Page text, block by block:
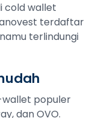
cold wallet
terdaftar
terlindungi
wallet populer
dan OVO.